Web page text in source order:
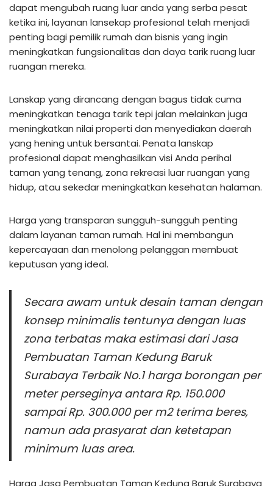
dapat mengubah ruang luar anda yang serba pesat
ketika ini, layanan lansekap profesional telah menjadi
penting bagi pemilik rumah dan bisnis yang ingin
meningkatkan fungsionalitas dan daya tarik ruang luar
ruangan mereka.
Lanskap yang dirancang dengan bagus tidak cuma
meningkatkan tenaga tarik tepi jalan melainkan juga
meningkatkan nilai properti dan menyediakan daerah
yang hening untuk bersantai. Penata lanskap
profesional dapat menghasilkan visi Anda perihal
taman yang tenang, zona rekreasi luar ruangan yang
hidup, atau sekedar meningkatkan kesehatan halaman.
Harga yang transparan sungguh-sungguh penting
dalam layanan taman rumah. Hal ini membangun
kepercayaan dan menolong pelanggan membuat
keputusan yang ideal.
Secara awam untuk desain taman dengan
konsep minimalis tentunya dengan luas
zona terbatas maka estimasi dari Jasa
Pembuatan Taman Kedung Baruk
Surabaya Terbaik No.1 harga borongan per
meter perseginya antara Rp. 150.000
sampai Rp. 300.000 per m2 terima beres,
namun ada prasyarat dan ketetapan
minimum luas area.
Harga Jasa Pembuatan Taman Kedung Baruk Surabaya